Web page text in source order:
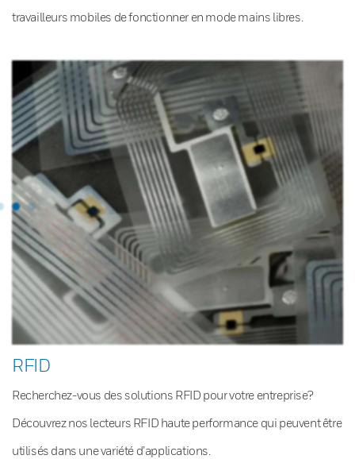
travailleurs mobiles de fonctionner en mode mains libres.
RFID
Recherchez-vous des solutions RFID pour votre entreprise?
Découvrez nos lecteurs RFID haute performance qui peuvent être
utilisés dans une variété d’applications.